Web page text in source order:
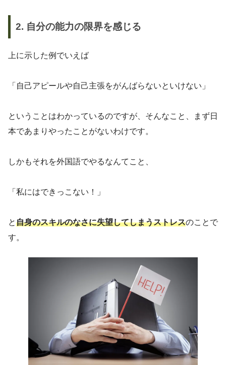
2. 自分の能力の限界を感じる
上に示した例でいえば
「自己アピールや自己主張をがんばらないといけない」
ということはわかっているのですが、そんなこと、まず日
本であまりやったことがないわけです。
しかもそれを外国語でやるなんてこと、
「私にはできっこない！」
と自身のスキルのなさに失望してしまうストレスのことで
す。